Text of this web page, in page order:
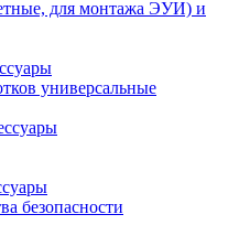
для монтажа ЭУИ) и
универсальные
безопасности